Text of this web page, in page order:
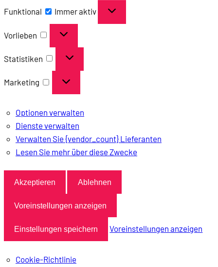
Funktional
Immer aktiv
Vorlieben
Vorlieben
Statistiken
Statistiken
Marketing
Optionen verwalten
Dienste verwalten
Verwalten Sie {vendor_count} Lieferanten
Lesen Sie mehr über diese Zwecke
Akzeptieren Ablehnen
Voreinstellungen anzeigen
Einstellungen speichern Voreinstellungen anzeigen
Cookie-Richtlinie